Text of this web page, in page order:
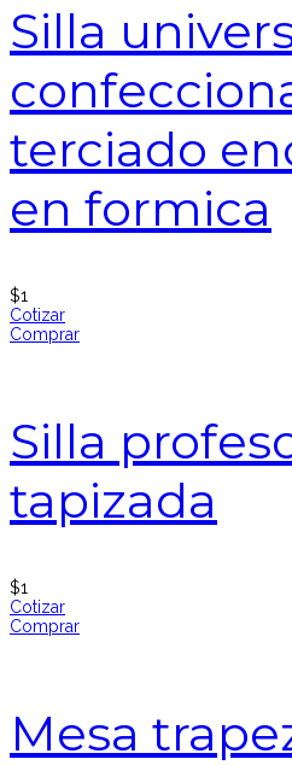
Silla
terciado
en formica
$1
Cotizar
Comprar
Silla
tapizada
$1
Cotizar
Comprar
Mesa